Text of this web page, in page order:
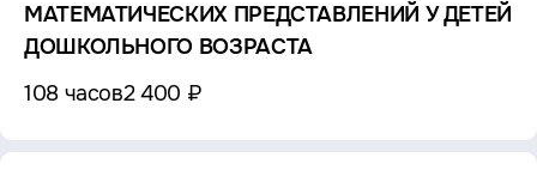
МАТЕМАТИЧЕСКИХ ПРЕДСТАВЛЕНИЙ У ДЕТЕЙ
ДОШКОЛЬНОГО ВОЗРАСТА
108 часов2 400 ₽